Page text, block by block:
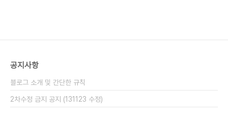
공지사항
블로그 소개 및 간단한 규칙
2차수정 금지 공지 (131123 수정)